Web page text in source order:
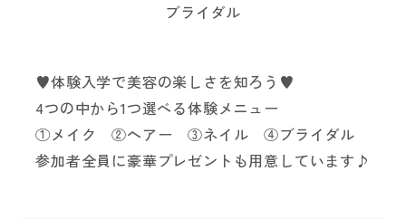
ブライダル
♥体験入学で美容の楽しさを知ろう♥
4つの中から1つ選べる体験メニュー
①メイク ②ヘアー ③ネイル ④ブライダル
参加者全員に豪華プレゼントも用意しています♪